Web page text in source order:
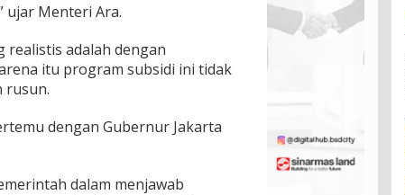
ujar Menteri Ara.
realistis adalah dengan
itu program subsidi ini tidak
rusun.
dengan Gubernur Jakarta
dalam menjawab